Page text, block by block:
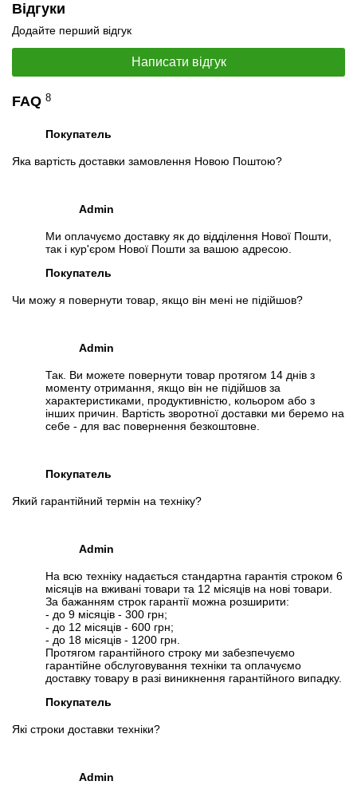
Вага:4.6 кг
Стан:б/в
Специфікація, тести та технічні звіти
Специфікація:Cisco Catalyst WS-C2960+24PC-L
Запит оптової ціни
Слідкувати в Instagram
Слідкувати на Facebook
Відгуки
Додайте перший відгук
Написати відгук
FAQ 8
Покупатель
Яка вартість доставки замовлення Новою Поштою?
Admin
Ми оплачуємо доставку як до відділення Нової Пошти,
так і кур'єром Нової Пошти за вашою адресою.
Покупатель
Чи можу я повернути товар, якщо він мені не підійшов?
Admin
Так. Ви можете повернути товар протягом 14 днів з
моменту отримання, якщо він не підійшов за
характеристиками, продуктивністю, кольором або з
інших причин. Вартість зворотної доставки ми беремо на
себе - для вас повернення безкоштовне.
Покупатель
Який гарантійний термін на техніку?
Admin
На всю техніку надається стандартна гарантія строком 6
місяців на вживані товари та 12 місяців на нові товари.
За бажанням строк гарантії можна розширити:
- до 9 місяців - 300 грн;
- до 12 місяців - 600 грн;
- до 18 місяців - 1200 грн.
Протягом гарантійного строку ми забезпечуємо
гарантійне обслуговування техніки та оплачуємо
доставку товару в разі виникнення гарантійного випадку.
Покупатель
Які строки доставки техніки?
Admin